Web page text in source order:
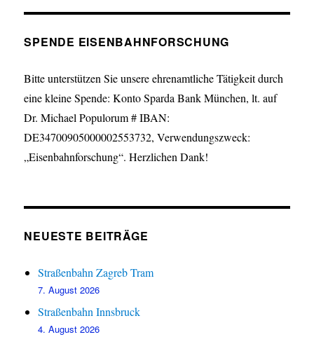
SPENDE EISENBAHNFORSCHUNG
Bitte unterstützen Sie unsere ehrenamtliche Tätigkeit durch
eine kleine Spende: Konto Sparda Bank München, lt. auf
Dr. Michael Populorum # IBAN:
DE34700905000002553732, Verwendungszweck:
„Eisenbahnforschung“. Herzlichen Dank!
NEUESTE BEITRÄGE
Straßenbahn Zagreb Tram
7. August 2026
Straßenbahn Innsbruck
4. August 2026